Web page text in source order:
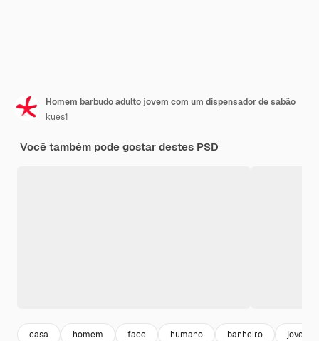
Homem barbudo adulto jovem com um dispensador de sabão
kues1
Você também pode gostar destes PSD
casa homem face humano banheiro jovem